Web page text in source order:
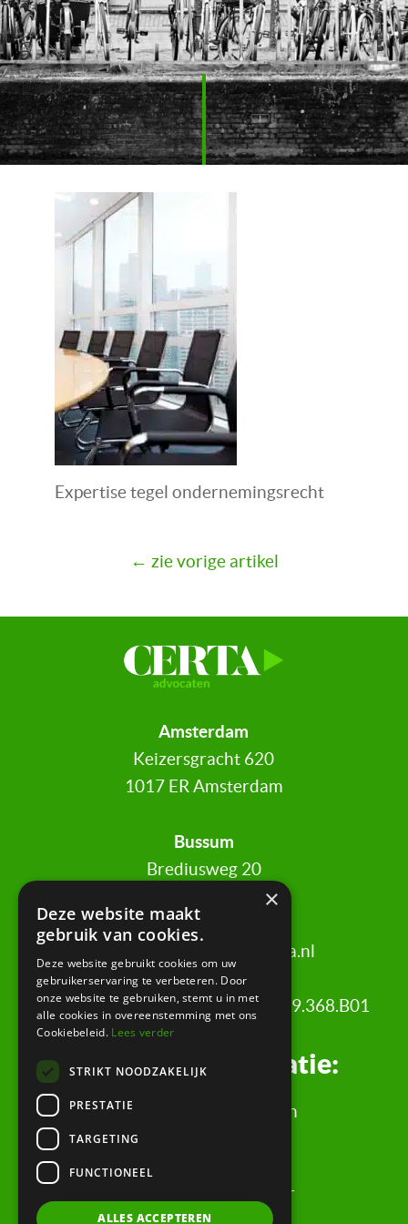
Expertise tegel ondernemingsrecht
← zie vorige artikel
Amsterdam
Keizersgracht 620
1017 ER Amsterdam
Bussum
Brediusweg 20
1401 AG Bussum
info@certa.nl
KvK: 34342484 | BTW nr: 8208.79.368.B01
Juridische informatie:
Algemene Voorwaarden
Privacyverklaring
Rechtsgebiedenregister
×
Deze website maakt
gebruik van cookies.
Deze website gebruikt cookies om uw
gebruikerservaring te verbeteren. Door
onze website te gebruiken, stemt u in met
alle cookies in overeenstemming met ons
Cookiebeleid. Lees verder
STRIKT NOODZAKELIJK
PRESTATIE
TARGETING
FUNCTIONEEL
ALLES ACCEPTEREN